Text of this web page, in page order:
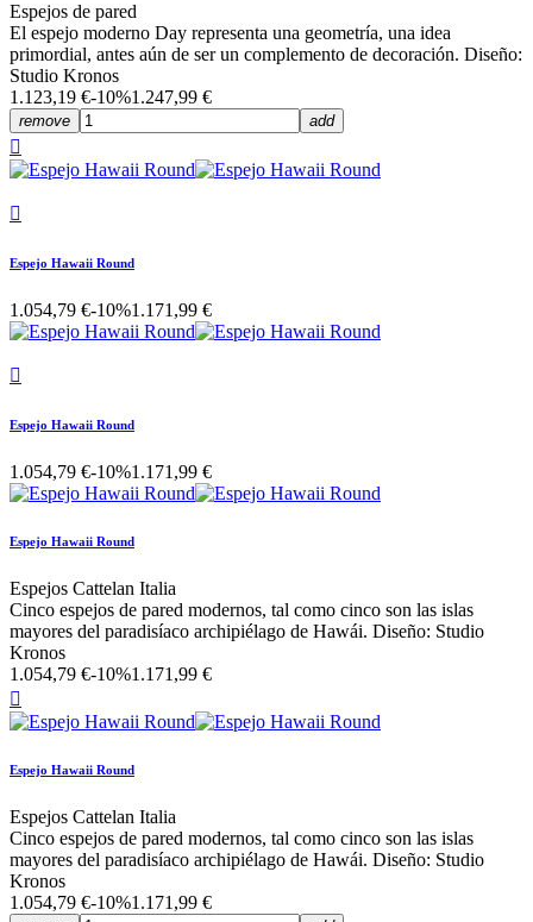
Espejos de pared
El espejo moderno Day representa una geometría, una idea
primordial, antes aún de ser un complemento de decoración. Diseño:
Studio Kronos
1.123,19 €-10%1.247,99 €
remove add


Espejo Hawaii Round
1.054,79 €-10%1.171,99 €

Espejo Hawaii Round
1.054,79 €-10%1.171,99 €
Espejo Hawaii Round
Espejos Cattelan Italia
Cinco espejos de pared modernos, tal como cinco son las islas
mayores del paradisíaco archipiélago de Hawái. Diseño: Studio
Kronos
1.054,79 €-10%1.171,99 €

Espejo Hawaii Round
Espejos Cattelan Italia
Cinco espejos de pared modernos, tal como cinco son las islas
mayores del paradisíaco archipiélago de Hawái. Diseño: Studio
Kronos
1.054,79 €-10%1.171,99 €